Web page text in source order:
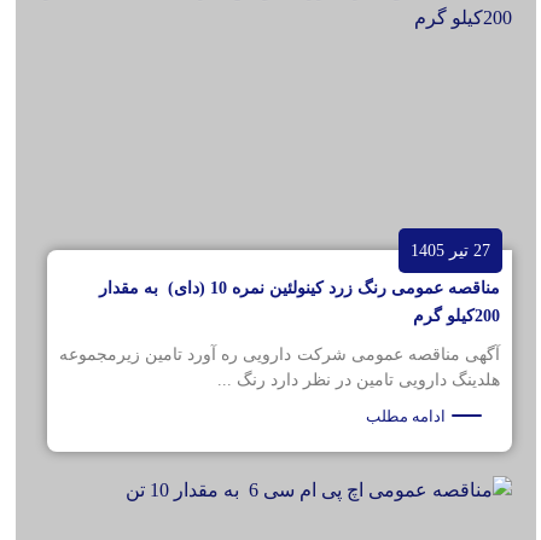
27 تیر 1405
مناقصه عمومی رنگ زرد کینولئین نمره 10 (دای) به مقدار
200کیلو گرم
آگهی مناقصه عمومی شرکت دارویی ره آورد تامین زیرمجموعه
هلدینگ دارویی تامین در نظر دارد رنگ ...
ادامه مطلب